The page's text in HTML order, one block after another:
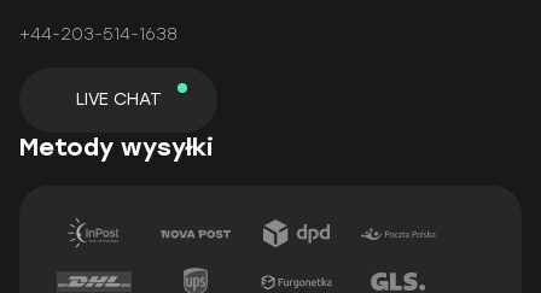
+44-203-514-1638
LIVE CHAT
Metody wysyłki